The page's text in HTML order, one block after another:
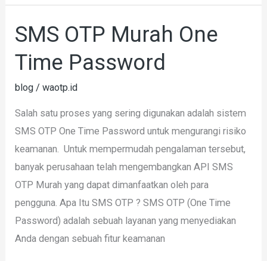
SMS OTP Murah One
Time Password
blog /waotp.id
Salah satu proses yang sering digunakan adalah sistem
SMS OTP One Time Password untuk mengurangi risiko
keamanan. Untuk mempermudah pengalaman tersebut,
banyak perusahaan telah mengembangkan API SMS
OTP Murah yang dapat dimanfaatkan oleh para
pengguna. Apa Itu SMS OTP ? SMS OTP (One Time
Password) adalah sebuah layanan yang menyediakan
Anda dengan sebuah fitur keamanan
SMS
Murah
One
Password